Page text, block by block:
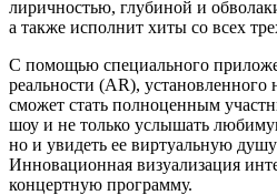
лиричностью, глубиной и
а также исполнит хиты со всех
С помощью специального
реальности (AR),
сможет стать полноценным
шоу и не только услышать
но и увидеть ее виртуальную
Инновационная визуализация
концертную программу.